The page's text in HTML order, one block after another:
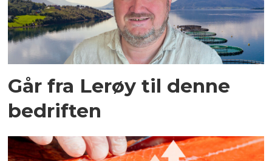
Går fra Lerøy til denne
bedriften